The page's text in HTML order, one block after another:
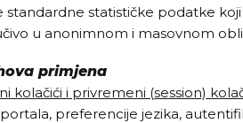
standardne statističke podatke
u anonimnom i masovnom
primjena
kolačići i privremeni (session)
preferencije jezika,